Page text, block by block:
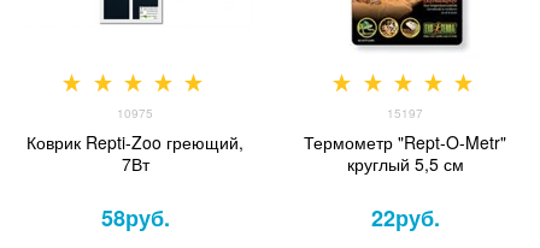
10975
Коврик Repti-Zoo греющий,
7Вт
58руб.
15197
Термометр "Rept-O-Metr"
круглый 5,5 см
22руб.